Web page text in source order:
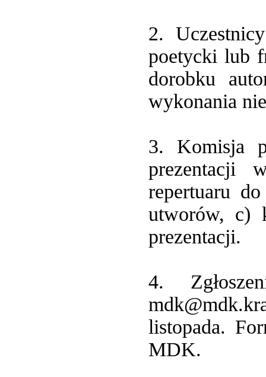
2.
poetycki lub
dorobku
wykonania
3. Komisja
prezentacji
repertuaru
utworów, c)
prezentacji.
4.
listopada.
MDK.